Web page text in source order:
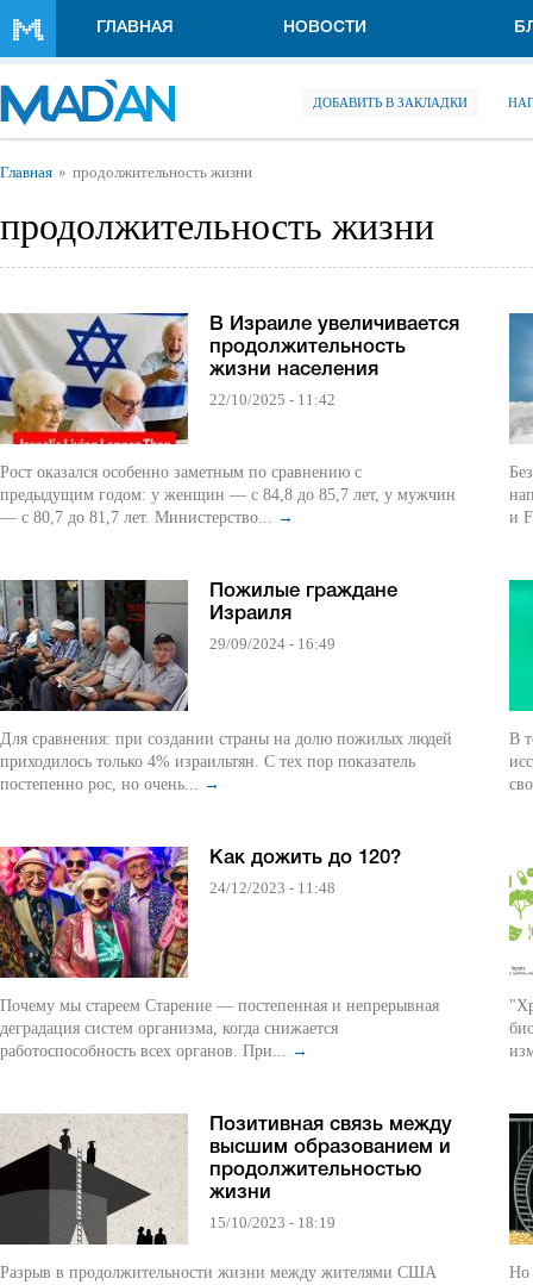
ГЛАВНАЯ НОВОСТИ
ДОБАВИТЬ В ЗАКЛАДКИ
Вы здесь
Главная продолжительность жизни
продолжительность жизни
В Израиле увеличивается
продолжительность
жизни населения
22/10/2025 - 11:42
Рост оказался особенно заметным по сравнению с
предыдущим годом: у женщин — с 84,8 до 85,7 лет, у мужчин
— с 80,7 до 81,7 лет. Министерство... →
Пожилые граждане
Израиля
29/09/2024 - 16:49
Для сравнения: при создании страны на долю пожилых людей
приходилось только 4% израильтян. С тех пор показатель
постепенно рос, но очень... →
Как дожить до 120?
24/12/2023 - 11:48
Почему мы стареем Старение — постепенная и непрерывная
деградация систем организма, когда снижается
работоспособность всех органов. При... →
Позитивная связь между
высшим образованием и
продолжительностью
жизни
15/10/2023 - 18:19
Разрыв в продолжительности жизни между жителями США
и
В
Но